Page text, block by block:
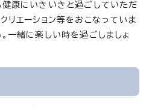
健康にいきいきと過ごしていただ
リエーション等をおこなっていま
一緒に楽しい時を過ごしましょ